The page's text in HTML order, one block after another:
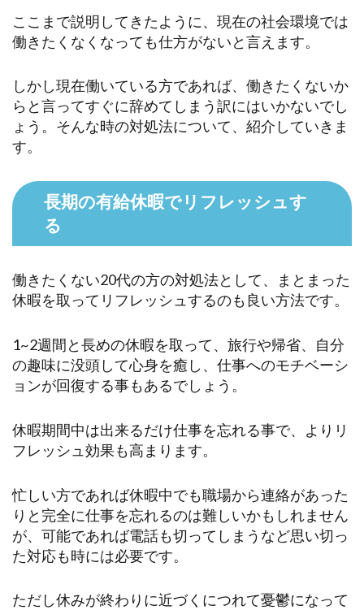
ここまで説明してきたように、現在の社会環境では
働きたくなくなっても仕方がないと言えます。
しかし現在働いている方であれば、働きたくないか
らと言ってすぐに辞めてしまう訳にはいかないでし
ょう。そんな時の対処法について、紹介していきま
す。
長期の有給休暇でリフレッシュす
る
働きたくない20代の方の対処法として、まとまった
休暇を取ってリフレッシュするのも良い方法です。
1~2週間と長めの休暇を取って、旅行や帰省、自分
の趣味に没頭して心身を癒し、仕事へのモチベーシ
ョンが回復する事もあるでしょう。
休暇期間中は出来るだけ仕事を忘れる事で、よりリ
フレッシュ効果も高まります。
忙しい方であれば休暇中でも職場から連絡があった
りと完全に仕事を忘れるのは難しいかもしれません
が、可能であれば電話も切ってしまうなど思い切っ
た対応も時には必要です。
ただし休みが終わりに近づくにつれて憂鬱になって